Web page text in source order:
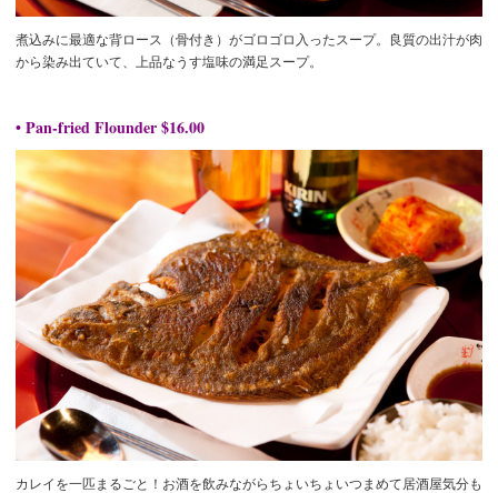
煮込みに最適な背ロース（骨付き）がゴロゴロ入ったスープ。良質の出汁が肉
から染み出ていて、上品なうす塩味の満足スープ。
• Pan-fried Flounder $16.00
カレイを一匹まるごと！お酒を飲みながらちょいちょいつまめて居酒屋気分も